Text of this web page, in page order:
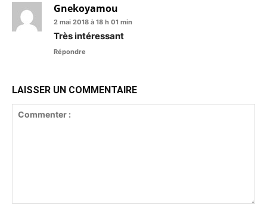
Gnekoyamou
2 mai 2018 à 18 h 01 min
Très intéressant
Répondre
LAISSER UN COMMENTAIRE